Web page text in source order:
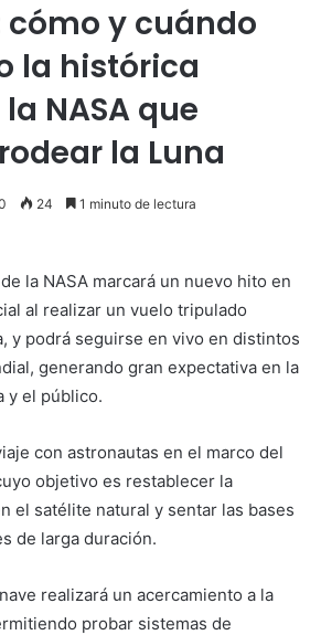
cómo y cuándo
la histórica
NASA que
la Luna
24 1 minuto de lectura
la NASA marcará un nuevo hito en
al realizar un vuelo tripulado
y podrá seguirse en vivo en distintos
generando gran expectativa en la
y el público.
con astronautas en el marco del
objetivo es restablecer la
el satélite natural y sentar las bases
de larga duración.
realizará un acercamiento a la
probar sistemas de